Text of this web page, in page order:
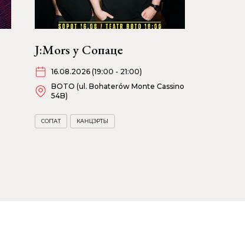
J:Mors у Сопаце
16.08.2026 (19:00 - 21:00)
BOTO (ul. Bohaterów Monte Cassino
54B)
СОПАТ КАНЦЭРТЫ